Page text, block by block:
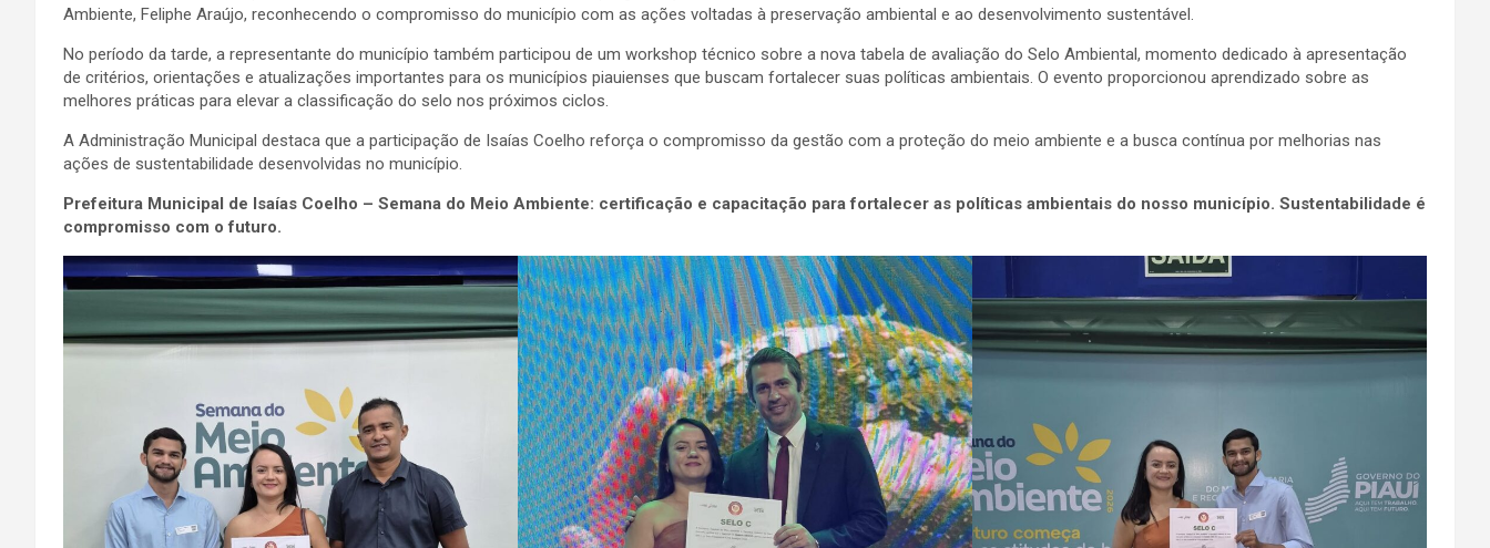
Ambiente, Feliphe Araújo, reconhecendo o compromisso do município com as ações voltadas à preservação ambiental e ao desenvolvimento sustentável.
No período da tarde, a representante do município também participou de um workshop técnico sobre a nova tabela de avaliação do Selo Ambiental, momento dedicado à apresentação
de critérios, orientações e atualizações importantes para os municípios piauienses que buscam fortalecer suas políticas ambientais. O evento proporcionou aprendizado sobre as
melhores práticas para elevar a classificação do selo nos próximos ciclos.
A Administração Municipal destaca que a participação de Isaías Coelho reforça o compromisso da gestão com a proteção do meio ambiente e a busca contínua por melhorias nas
ações de sustentabilidade desenvolvidas no município.
Prefeitura Municipal de Isaías Coelho – Semana do Meio Ambiente: certificação e capacitação para fortalecer as políticas ambientais do nosso município. Sustentabilidade é
compromisso com o futuro.